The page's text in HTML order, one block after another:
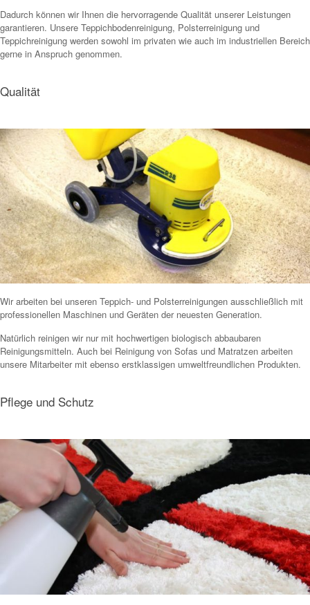
Dadurch können wir Ihnen die hervorragende Qualität unserer Leistungen
garantieren. Unsere Teppichbodenreinigung, Polsterreinigung und
Teppichreinigung werden sowohl im privaten wie auch im industriellen Bereich
gerne in Anspruch genommen.
Qualität
Wir arbeiten bei unseren Teppich- und Polsterreinigungen ausschließlich mit
professionellen Maschinen und Geräten der neuesten Generation.
Natürlich reinigen wir nur mit hochwertigen biologisch abbaubaren
Reinigungsmitteln. Auch bei Reinigung von Sofas und Matratzen arbeiten
unsere Mitarbeiter mit ebenso erstklassigen umweltfreundlichen Produkten.
Pflege und Schutz